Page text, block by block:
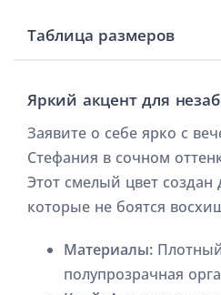
Таблица размеров
Яркий акцент для
Заявите о себе ярко с
Стефания в сочном
Этот смелый цвет создан
которые не боятся
Материалы:
полупрозрачная